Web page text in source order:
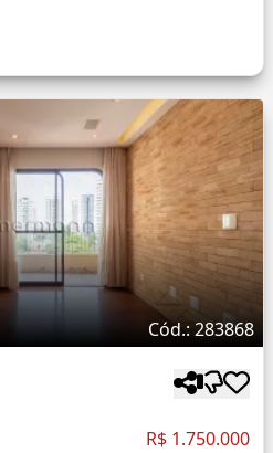
Cód.: 283868
R$ 1.750.000